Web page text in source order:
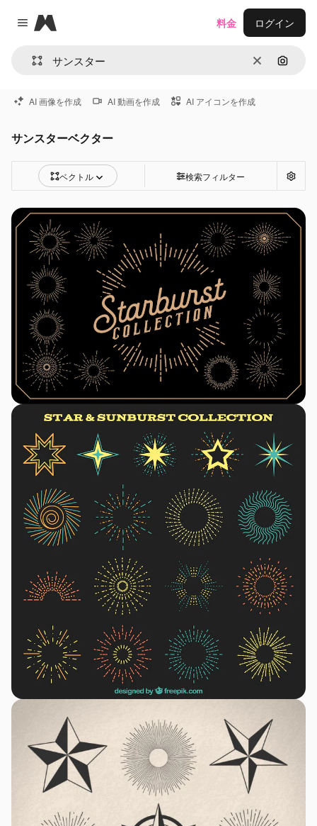
Close menu
Magnific
消去 画像で
料金 ログイン
AI 画像を作成 AI 動画を作成 AI アイコンを作成
サンスターベクター
ベクトル 検索フィルター